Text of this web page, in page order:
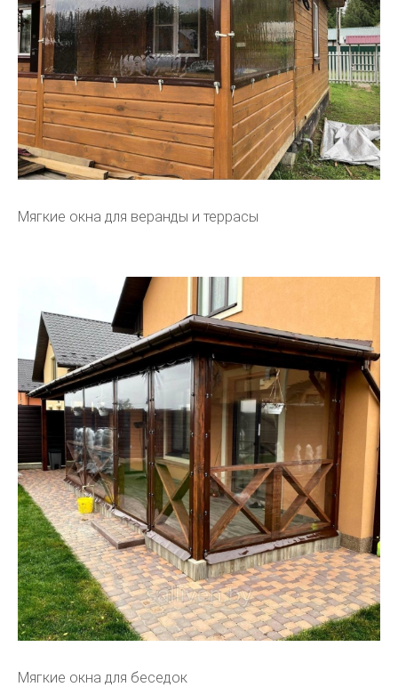
Мягкие окна для веранды и террасы
Мягкие окна для беседок